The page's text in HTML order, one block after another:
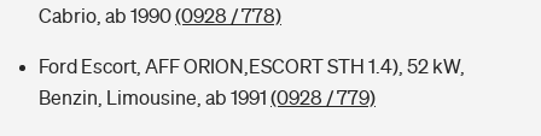
Cabrio, ab 1990(0928 / 778)
Ford Escort, AFF ORION,ESCORT STH 1.4), 52 kW,
Benzin, Limousine, ab 1991 (0928 / 779)